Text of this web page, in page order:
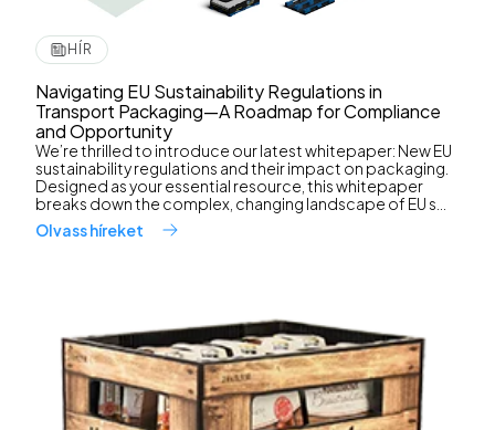
HÍR
Navigating EU Sustainability Regulations in
Transport Packaging—A Roadmap for Compliance
and Opportunity
We’re thrilled to introduce our latest whitepaper: New EU
sustainability regulations and their impact on packaging.
Designed as your essential resource, this whitepaper
breaks down the complex, changing landscape of EU s...
Olvass híreket